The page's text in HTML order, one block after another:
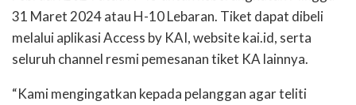
31 Maret 2024 atau H-10 Lebaran. Tiket dapat dibeli
melalui aplikasi Access by KAI, website kai.id, serta
seluruh channel resmi pemesanan tiket KA lainnya.
“Kami mengingatkan kepada pelanggan agar teliti